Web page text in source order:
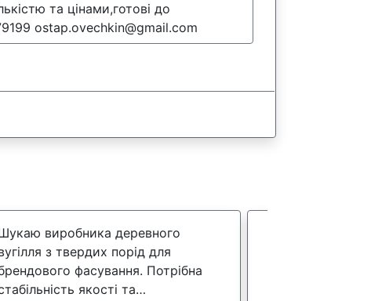
та цінами,готові до
ostap.ovechkin@gmail.com
виробника деревного
з твердих порід для
фасування. Потрібна
якості та